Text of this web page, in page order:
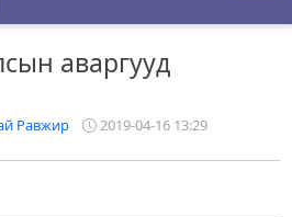
аваргууд
Равжир 2019-04-16 13:29